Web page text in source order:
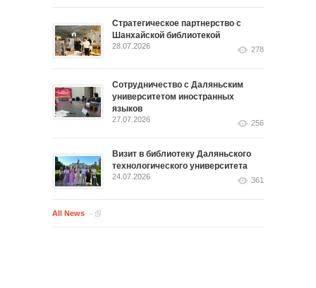
Стратегическое партнерство с
Шанхайской библиотекой
28.07.2026 278
Сотрудничество с Даляньским
университетом иностранных
языков
27.07.2026 256
Визит в библиотеку Даляньского
технологического университета
24.07.2026 361
All News